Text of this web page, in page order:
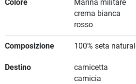
Colore
Marina militare
crema bianca
rosso
Composizione 100% seta
Destino
camicetta
camicia